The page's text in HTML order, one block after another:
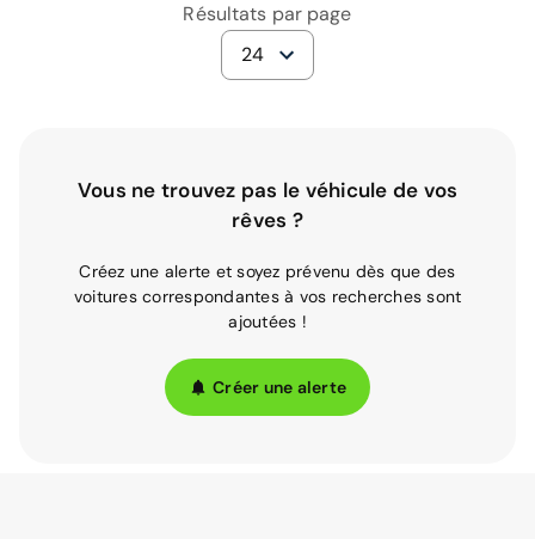
Résultats par page
24
Vous ne trouvez pas le véhicule de vos
rêves ?
Créez une alerte et soyez prévenu dès que des
voitures correspondantes à vos recherches sont
ajoutées !
Créer une alerte